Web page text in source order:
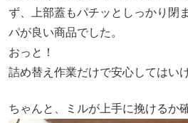
ず、上部蓋もパチッとしっかり閉
パが良い商品でした。
おっと！
詰め替え作業だけで安心してはい
ちゃんと、ミルが上手に挽けるか